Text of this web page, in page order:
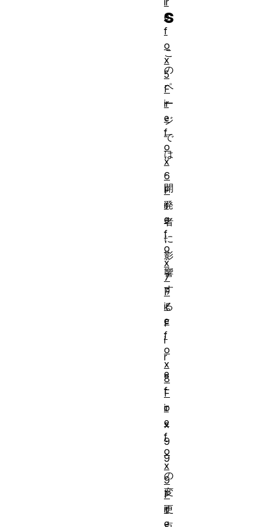
s
こ
の
ペ
ー
ジ
で
は
、
開
発
者
に
影
響
す
る
F
i
r
e
f
o
x
9
9
の
変
更
e
f
o
x
5
F
ir
e
f
o
x
6
F
ir
e
f
o
x
7
F
ir
e
f
o
x
8
F
ir
e
f
o
x
9
F
ir
e